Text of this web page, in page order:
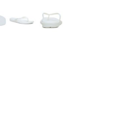
larger image
View larger image